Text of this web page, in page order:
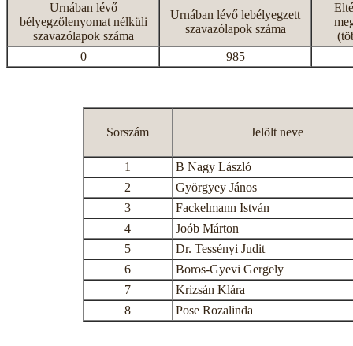
Urnában lévő
bélyegzőlenyomat nélküli
szavazólapok száma
Urnában lévő lebélyegzett
szavazólapok száma
0
985
Sorszám Jelölt neve
1
B Nagy László
2
Györgyey János
3
Fackelmann István
4
Joób Márton
5
Dr. Tessényi Judit
6
Boros-Gyevi Gergely
7
Krizsán Klára
8
Pose Rozalinda